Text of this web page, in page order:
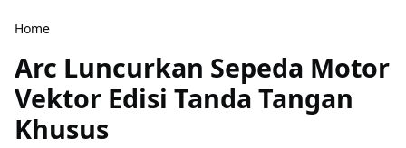
Home
Arc Luncurkan Sepeda Motor
Vektor Edisi Tanda Tangan
Khusus